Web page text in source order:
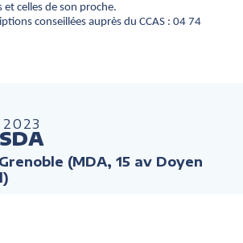
et celles de son proche.
conseillées auprès du CCAS : 04 74
2023
(MDA, 15 av Doyen